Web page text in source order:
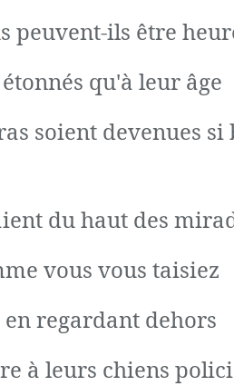
peuvent-ils être
qu'à leur âge
soient devenues si
du haut des
vous vous taisiez
regardant dehors
à leurs chiens